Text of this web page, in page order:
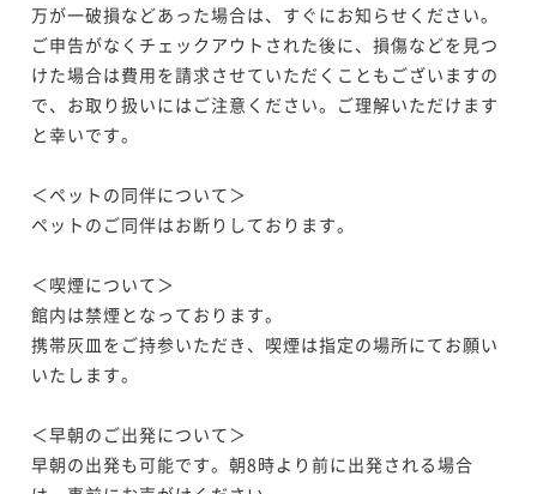
万が一破損などあった場合は、すぐにお知らせください。
ご申告がなくチェックアウトされた後に、損傷などを見つ
けた場合は費用を請求させていただくこともございますの
で、お取り扱いにはご注意ください。ご理解いただけます
と幸いです。
＜ペットの同伴について＞
ペットのご同伴はお断りしております。
＜喫煙について＞
館内は禁煙となっております。
携帯灰皿をご持参いただき、喫煙は指定の場所にてお願い
いたします。
＜早朝のご出発について＞
早朝の出発も可能です。朝8時より前に出発される場合